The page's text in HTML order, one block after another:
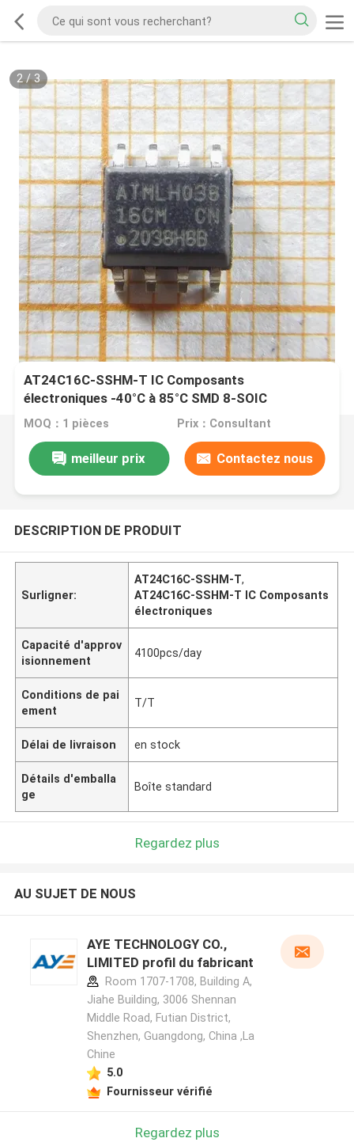
2/3
AT24C16C-SSHM-T IC Composants
électroniques -40°C à 85°C SMD 8-SOIC
MOQ：1 pièces Prix：Consultant
meilleur prix Contactez nous
DESCRIPTION DE PRODUIT
Surligner:
AT24C16C-SSHM-T,
AT24C16C-SSHM-T IC Composants
électroniques
Capacité d'approv
isionnement
4100pcs/day
Conditions de pai
ement
T/T
Délai de livraison en stock
Détails d'emballa
ge
Boîte standard
Regardez plus
AU SUJET DE NOUS
AYE TECHNOLOGY CO.,
LIMITED profil du fabricant
Room 1707-1708, Building A,
Jiahe Building, 3006 Shennan
Middle Road, Futian District,
Shenzhen, Guangdong, China ,La
Chine
5.0
Fournisseur vérifié
Regardez plus